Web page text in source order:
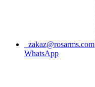
zakaz@rosarms.com
WhatsApp